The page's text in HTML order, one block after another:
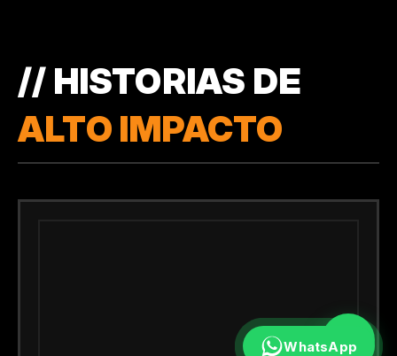
// HISTORIAS DE
ALTO IMPACTO
WhatsApp